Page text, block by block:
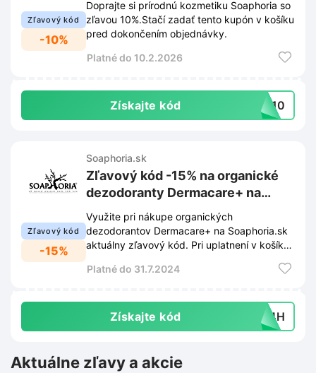
Zľavový kód
-10%
Doprajte si prírodnú kozmetiku Soaphoria so
zľavou 10%.Stačí zadať tento kupón v košíku
pred dokončením objednávky.
Platné do 10.2.2026
Získajte kód KA10
Zľavový kód
-15%
Soaphoria.sk
Zľavový kód -15% na organické
dezodoranty Dermacare+ na
Soaphoria.sk
Využite pri nákupe organických
dezodorantov Dermacare+ na Soaphoria.sk
aktuálny zľavový kód. Pri uplatnení v košíku
Platné do 31.7.2024
Získajte kód O24H
Aktuálne zľavy a akcie